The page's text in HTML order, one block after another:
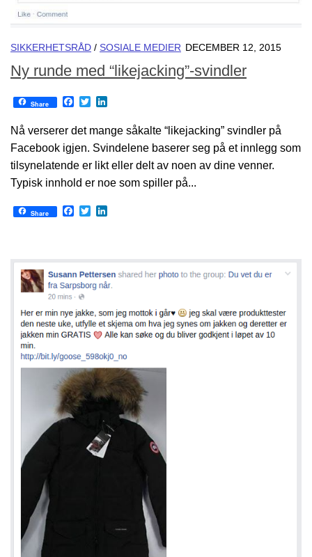
SIKKERHETSRÅD / SOSIALE MEDIER DECEMBER 12, 2015
Ny runde med “likejacking”-svindler
Share Facebook
Twitter
Nå verserer det mange såkalte “likejacking” svindler på
Facebook igjen. Svindelene baserer seg på et innlegg som
tilsynelatende er likt eller delt av noen av dine venner.
Typisk innhold er noe som spiller på...
Share Facebook
Twitter